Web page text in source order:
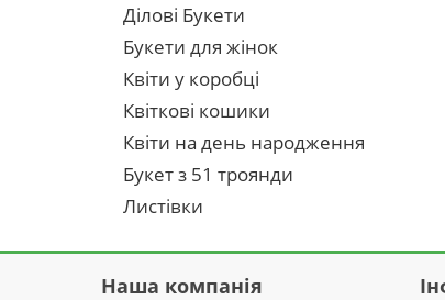
Ділові Букети
Букети для жінок
Квіти у коробці
Квіткові кошики
Квіти на день народження
Букет з 51 троянди
Листівки
Наша компанія